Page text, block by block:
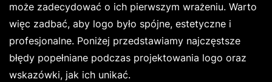
może zadecydować o ich pierwszym wrażeniu. Warto
więc zadbać, aby logo było spójne, estetyczne i
profesjonalne. Poniżej przedstawiamy najczęstsze
błędy popełniane podczas projektowania logo oraz
wskazówki, jak ich unikać.